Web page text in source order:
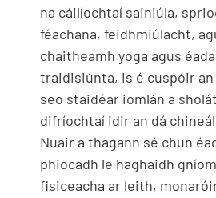
na cáilíochtaí sainiúla,
féachana, feidhmiúlacht,
chaitheamh yoga agus
traidisiúnta, is é cuspóir
seo staidéar iomlán a
difríochtaí idir an dá
Nuair a thagann sé chun
phiocadh le haghaidh
fisiceacha ar leith,